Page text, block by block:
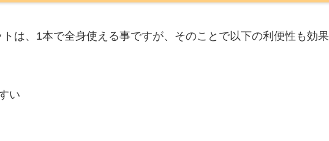
は、1本で全身使える事ですが、そのことで以下の利便性も効果
い